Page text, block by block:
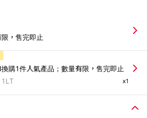
，售完即止
購1件人氣產品；數量有限，售完即止
x1